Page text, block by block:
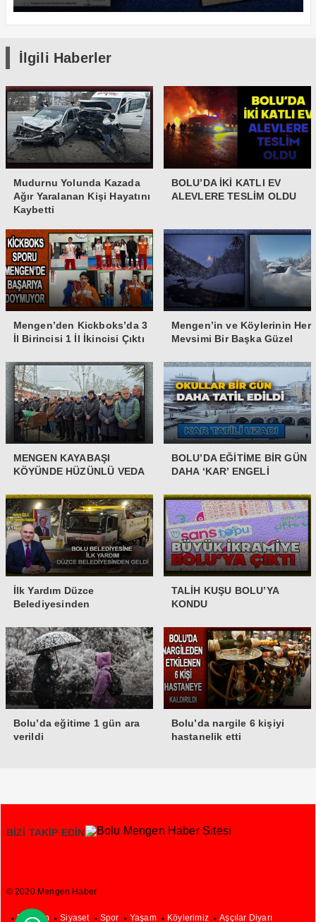
İlgili Haberler
Mudurnu Yolunda Kazada
Ağır Yaralanan Kişi Hayatını
Kaybetti
BOLU’DA İKİ KATLI EV
ALEVLERE TESLİM OLDU
Mengen’den Kickboks’da 3
İl Birincisi 1 İl İkincisi Çıktı
Mengen’in ve Köylerinin Her
Mevsimi Bir Başka Güzel
MENGEN KAYABAŞI
KÖYÜNDE HÜZÜNLÜ VEDA
BOLU’DA EĞİTİME BİR GÜN
DAHA ‘KAR’ ENGELİ
İlk Yardım Düzce
Belediyesinden
TALİH KUŞU BOLU’YA
KONDU
Bolu’da eğitime 1 gün ara
verildi
Bolu’da nargile 6 kişiyi
hastanelik etti
BİZİ TAKİP EDİN
© 2020 Mengen Haber
Mengen Siyaset Spor Yaşam Köylerimiz Aşçılar Diyarı